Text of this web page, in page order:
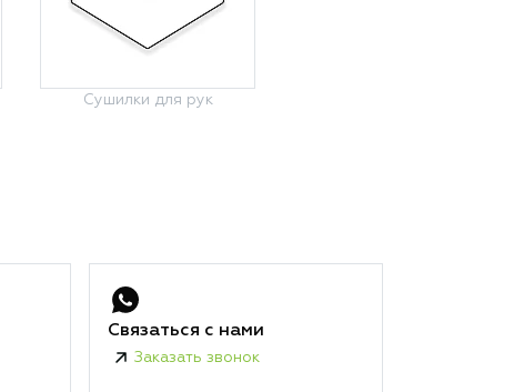
Сушилки для рук
Связаться с нами
Заказать звонок